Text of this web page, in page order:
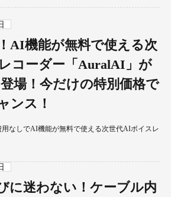
AI機能が無料で使える次
コーダー「AuralAI」が
場！今だけの特別価格で
ンス！
なしでAI機能が無料で使える次世代AIボイスレ
に迷わない！ケーブル内